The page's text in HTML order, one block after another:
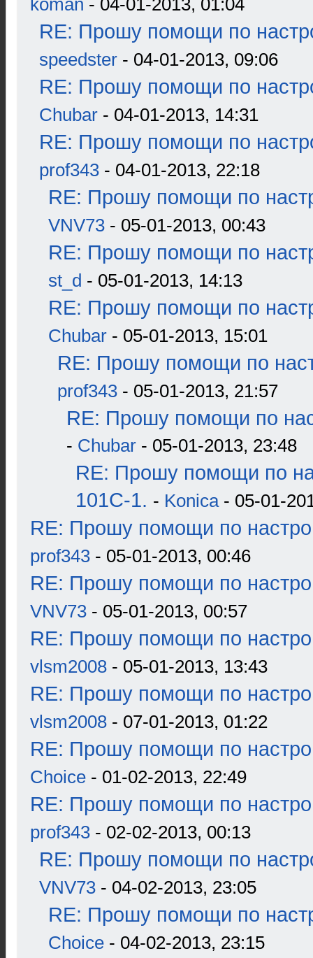
koman - 04-01-2013, 01:04
RE: Прошу помощи по
speedster - 04-01-2013, 09:06
RE: Прошу помощи по
Chubar - 04-01-2013, 14:31
RE: Прошу помощи по
prof343 - 04-01-2013, 22:18
RE: Прошу помощи по
VNV73 - 05-01-2013, 00:43
RE: Прошу помощи по
st_d - 05-01-2013, 14:13
RE: Прошу помощи по
Chubar - 05-01-2013, 15:01
RE: Прошу помощи по
prof343 - 05-01-2013, 21:57
RE: Прошу помощи по
- Chubar - 05-01-2013, 23:48
RE: Прошу помощи по
101С-1. - Konica- 05-01-
RE: Прошу помощи по
prof343 - 05-01-2013, 00:46
RE: Прошу помощи по
VNV73 - 05-01-2013, 00:57
RE: Прошу помощи по
vlsm2008 - 05-01-2013, 13:43
RE: Прошу помощи по
vlsm2008 - 07-01-2013, 01:22
RE: Прошу помощи по
Choice - 01-02-2013, 22:49
RE: Прошу помощи по
prof343 - 02-02-2013, 00:13
RE: Прошу помощи по
VNV73 - 04-02-2013, 23:05
RE: Прошу помощи по
Choice - 04-02-2013, 23:15